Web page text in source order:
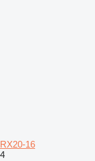
RX20-16
4